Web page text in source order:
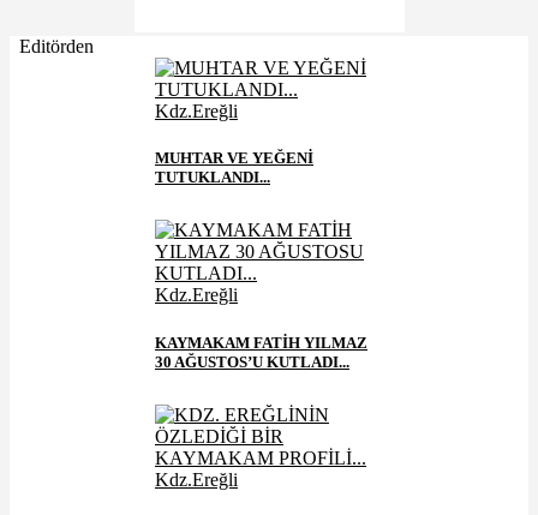
Editörden
Kdz.Ereğli
MUHTAR VE YEĞENİ
TUTUKLANDI...
Kdz.Ereğli
KAYMAKAM FATİH YILMAZ
30 AĞUSTOS’U KUTLADI...
Kdz.Ereğli